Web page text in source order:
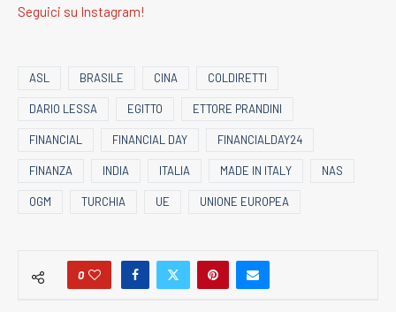
Seguici su Instagram!
ASL BRASILE CINA COLDIRETTI
DARIO LESSA EGITTO ETTORE PRANDINI
FINANCIAL FINANCIAL DAY FINANCIALDAY24
FINANZA INDIA ITALIA MADE IN ITALY NAS
OGM TURCHIA UE UNIONE EUROPEA
0